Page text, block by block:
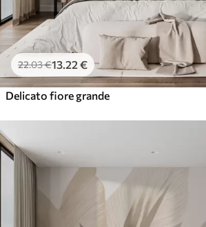
22.03€13 .22 €
Delicato fiore grande